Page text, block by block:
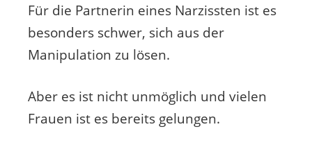
Für die Partnerin eines Narzissten ist es
besonders schwer, sich aus der
Manipulation zu lösen.
Aber es ist nicht unmöglich und vielen
Frauen ist es bereits gelungen.